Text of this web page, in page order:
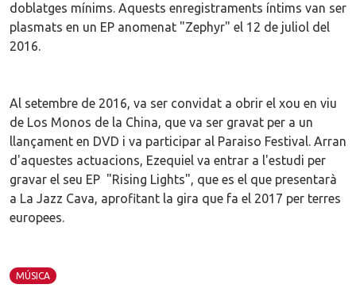
doblatges mínims. Aquests enregistraments íntims van ser
plasmats en un EP anomenat "Zephyr" el 12 de juliol del
2016.
Al setembre de 2016, va ser convidat a obrir el xou en viu
de Los Monos de la China, que va ser gravat per a un
llançament en DVD i va participar al Paraiso Festival. Arran
d'aquestes actuacions, Ezequiel va entrar a l'estudi per
gravar el seu EP "Rising Lights", que es el que presentarà
a La Jazz Cava, aprofitant la gira que fa el 2017 per terres
europees.
MÚSICA